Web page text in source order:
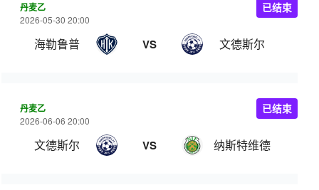
丹麦乙
2026-05-30 20:00
海勒鲁普 VS 文德斯尔
已结束
丹麦乙
2026-06-06 20:00
文德斯尔 VS 纳斯特维德
已结束